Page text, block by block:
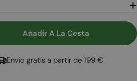
Para Quemador De
Cantidad Para Quemador
Añadir A La Cesta
Envío gratis a partir de 199 €